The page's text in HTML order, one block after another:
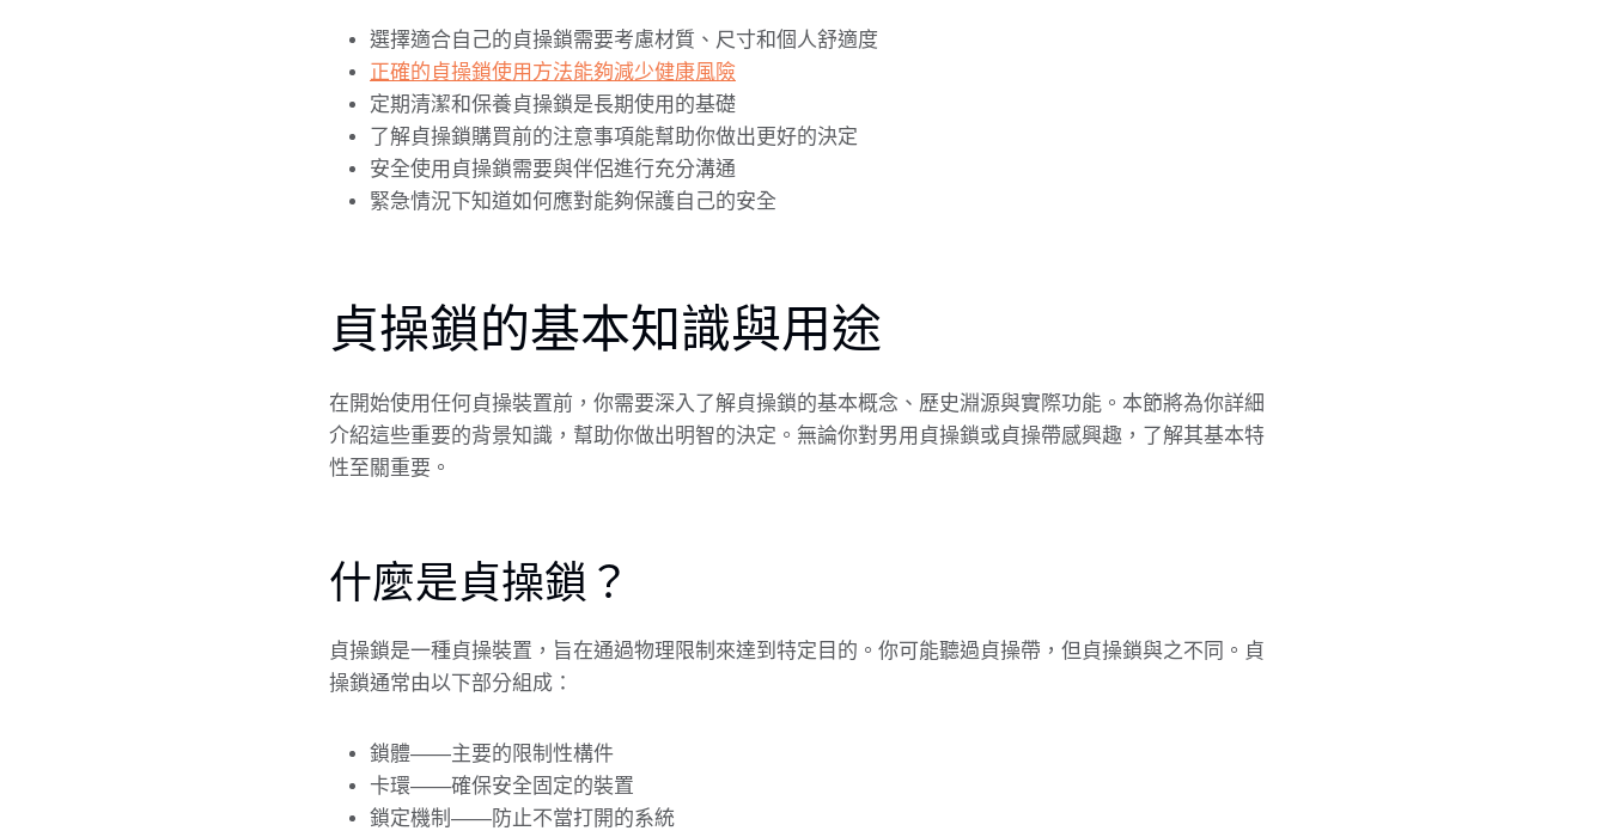
選擇適合自己的貞操鎖需要考慮材質、尺寸和個人舒適度
正確的貞操鎖使用方法能夠減少健康風險
定期清潔和保養貞操鎖是長期使用的基礎
了解貞操鎖購買前的注意事項能幫助你做出更好的決定
安全使用貞操鎖需要與伴侶進行充分溝通
緊急情況下知道如何應對能夠保護自己的安全
貞操鎖的基本知識與用途
在開始使用任何貞操裝置前，你需要深入了解貞操鎖的基本概念、歷史淵源與實際功能。本節將為你詳細
介紹這些重要的背景知識，幫助你做出明智的決定。無論你對男用貞操鎖或貞操帶感興趣，了解其基本特
性至關重要。
什麼是貞操鎖？
貞操鎖是一種貞操裝置，旨在通過物理限制來達到特定目的。你可能聽過貞操帶，但貞操鎖與之不同。貞
操鎖通常由以下部分組成：
鎖體——主要的限制性構件
卡環——確保安全固定的裝置
鎖定機制——防止不當打開的系統